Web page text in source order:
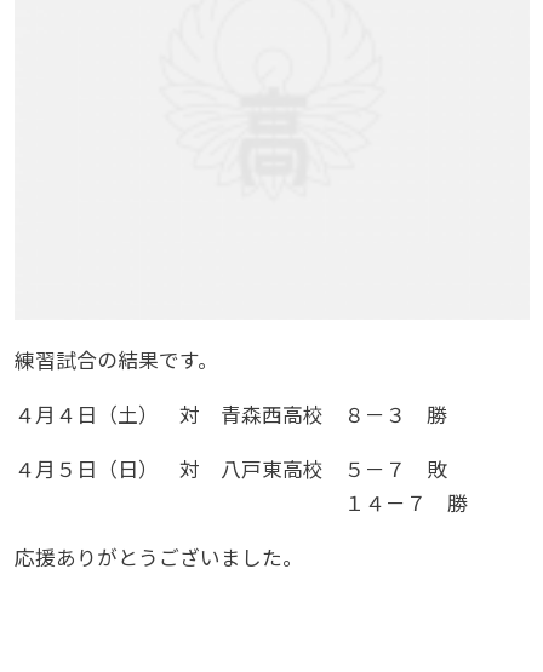
練習試合の結果です。
４月４日（土） 対 青森西高校 ８－３ 勝
４月５日（日） 対 八戸東高校 ５－７ 敗
１４－７ 勝
応援ありがとうございました。